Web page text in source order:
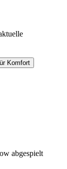
Komfort
abgespielt